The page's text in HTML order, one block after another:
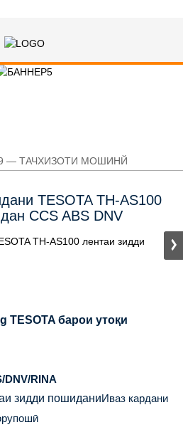
пошидани TESOTA
— ТАЧХИЗОТИ МОШИНЙ
TESOTA TH-AS100
CCS ABS DNV
TESOTA барои утоқи
RINA
зидди пошиданиИваз кардани